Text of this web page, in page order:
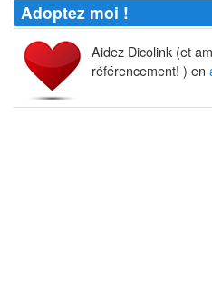
Adoptez moi !
Aidez Dicolink (et
référencement! ) en